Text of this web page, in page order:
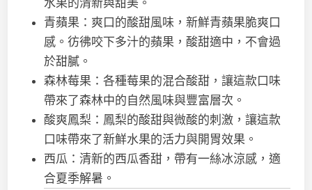
青蘋果：爽口的酸甜風味，新鮮青蘋果脆爽口
感。彷彿咬下多汁的蘋果，酸甜適中，不會過
於甜膩。
森林莓果：各種莓果的混合酸甜，讓這款口味
帶來了森林中的自然風味與豐富層次。
酸爽鳳梨：鳳梨的酸甜與微酸的刺激，讓這款
口味帶來了新鮮水果的活力與開胃效果。
西瓜：清新的西瓜香甜，帶有一絲冰涼感，適
合夏季解暑。